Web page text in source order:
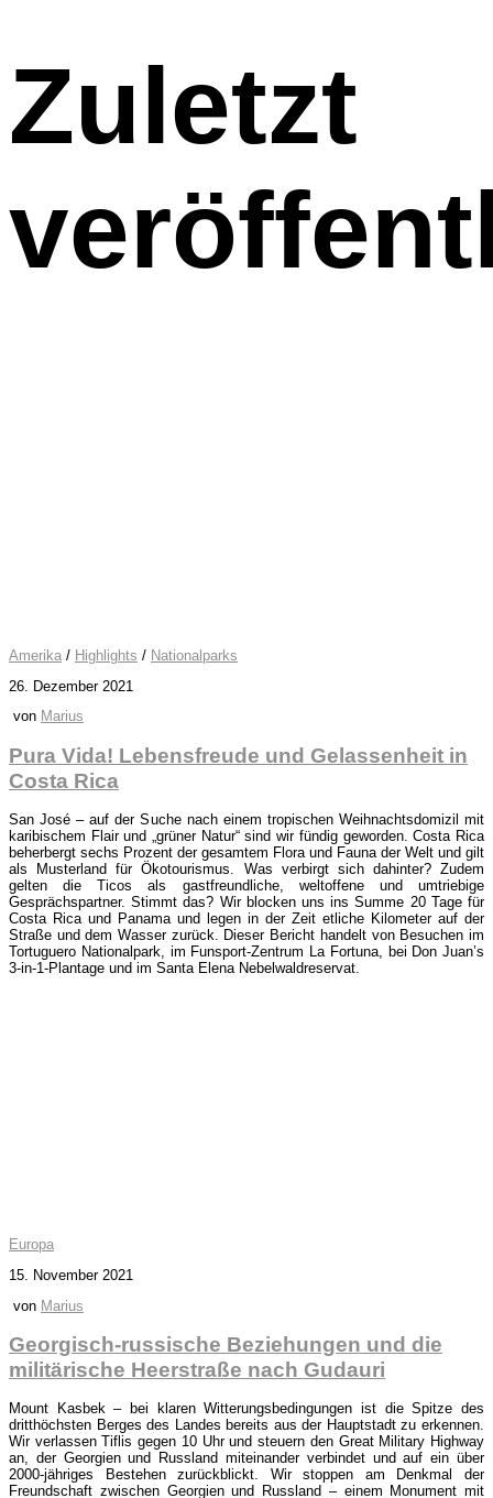
Zuletzt
Amerika / Highlights / Nationalparks
26. Dezember 2021
von Marius
Pura Vida! Lebensfreude und Gelassenheit in
Costa Rica
San José – auf der Suche nach einem tropischen Weihnachtsdomizil mit
karibischem Flair und „grüner Natur“ sind wir fündig geworden. Costa Rica
beherbergt sechs Prozent der gesamtem Flora und Fauna der Welt und gilt
als Musterland für Ökotourismus. Was verbirgt sich dahinter? Zudem
gelten die Ticos als gastfreundliche, weltoffene und umtriebige
Gesprächspartner. Stimmt das? Wir blocken uns ins Summe 20 Tage für
Costa Rica und Panama und legen in der Zeit etliche Kilometer auf der
Straße und dem Wasser zurück. Dieser Bericht handelt von Besuchen im
Tortuguero Nationalpark, im Funsport-Zentrum La Fortuna, bei Don Juan’s
3-in-1-Plantage und im Santa Elena Nebelwaldreservat.
Europa
15. November 2021
von Marius
Georgisch-russische Beziehungen und die
militärische Heerstraße nach Gudauri
Mount Kasbek – bei klaren Witterungsbedingungen ist die Spitze des
dritthöchsten Berges des Landes bereits aus der Hauptstadt zu erkennen.
Wir verlassen Tiflis gegen 10 Uhr und steuern den Great Military Highway
an, der Georgien und Russland miteinander verbindet und auf ein über
2000-jähriges Bestehen zurückblickt. Wir stoppen am Denkmal der
Freundschaft zwischen Georgien und Russland – einem Monument mit